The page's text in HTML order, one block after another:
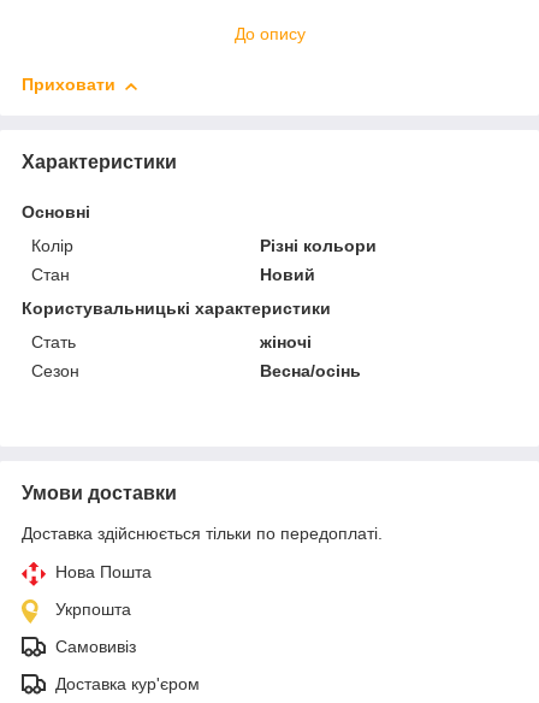
До опису
Приховати
Характеристики
Основні
Колір
Різні кольори
Стан
Новий
Користувальницькі характеристики
Стать
жіночі
Сезон
Весна/осінь
Умови доставки
Доставка здійснюється тільки по передоплаті.
Нова Пошта
Укрпошта
Самовивіз
Доставка кур'єром